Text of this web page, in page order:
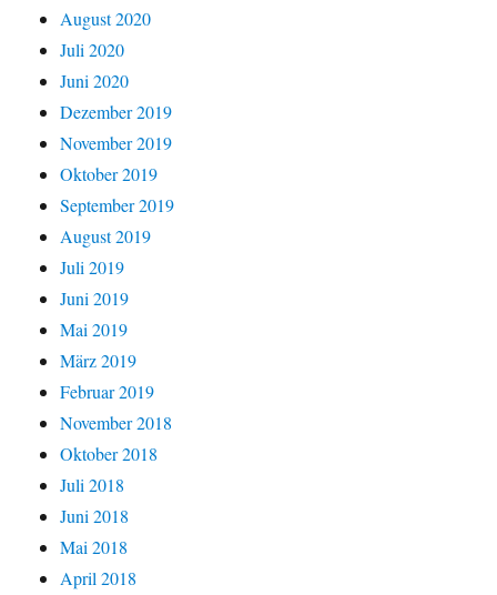
August 2020
Juli 2020
Juni 2020
Dezember 2019
November 2019
Oktober 2019
September 2019
August 2019
Juli 2019
Juni 2019
Mai 2019
März 2019
Februar 2019
November 2018
Oktober 2018
Juli 2018
Juni 2018
Mai 2018
April 2018